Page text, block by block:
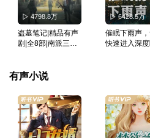
4798.8万
盗墓笔记|精品有声
剧|全8部|南派三叔|
6428.5万
催眠下雨声
快速进入深
有声小说